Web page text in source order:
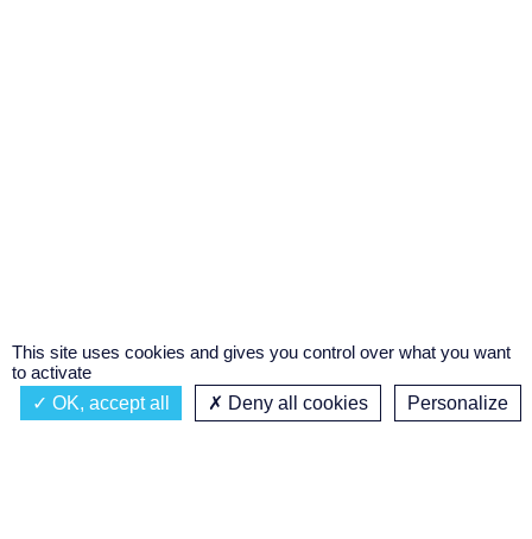
Émission à l'antenne
Actualités À propos
This site uses cookies and gives you control over what you want
to activate
OK, accept all
Deny all cookies
Personalize